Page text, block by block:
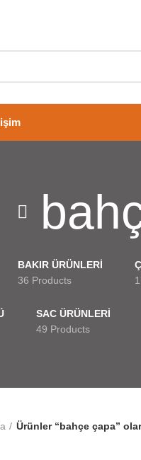
BAKIR ÜRÜNLERİ
36 Products
SAC ÜRÜNLERİ
49 Products
Ürünler “bahçe çapa”